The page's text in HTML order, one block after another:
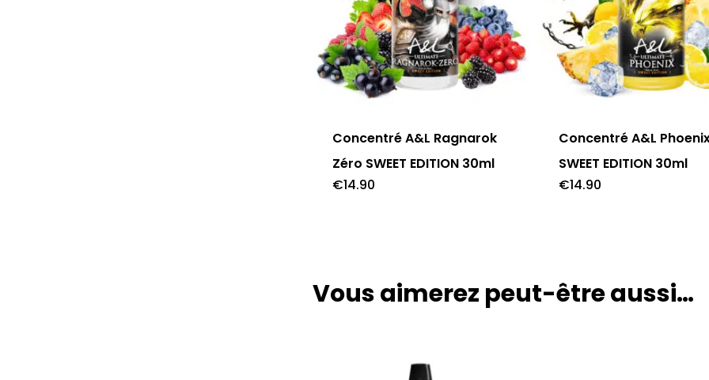
Concentré A&L Ragnarok
Zéro SWEET EDITION 30ml
€14.90
Concentré A&L
SWEET EDITION 30ml
€14.90
Vous aimerez peut-être aussi…